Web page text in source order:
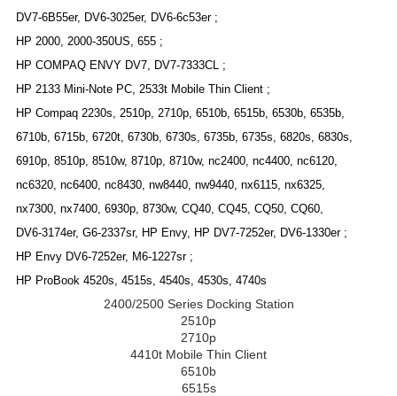
DV7-6B55er, DV6-3025er, DV6-6c53er ;
HP 2000, 2000-350US, 655 ;
HP COMPAQ ENVY DV7, DV7-7333CL ;
HP 2133 Mini-Note PC, 2533t Mobile Thin Client ;
HP Compaq 2230s, 2510p, 2710p, 6510b, 6515b, 6530b, 6535b,
6710b, 6715b, 6720t, 6730b, 6730s, 6735b, 6735s, 6820s, 6830s,
6910p, 8510p, 8510w, 8710p, 8710w, nc2400, nc4400, nc6120,
nc6320, nc6400, nc8430, nw8440, nw9440, nx6115, nx6325,
nx7300, nx7400, 6930p, 8730w, CQ40, CQ45, CQ50, CQ60,
DV6-3174er, G6-2337sr, HP Envy, HP DV7-7252er, DV6-1330er ;
HP Envy DV6-7252er, M6-1227sr ;
HP ProBook 4520s, 4515s, 4540s, 4530s, 4740s
2400/2500 Series Docking Station
2510p
2710p
4410t Mobile Thin Client
6510b
6515s